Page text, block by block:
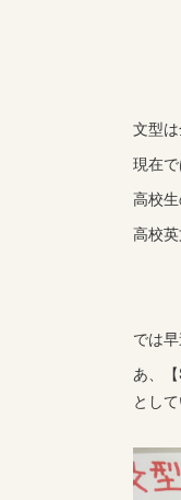
文型
現在
高校
高校
では
あ、
として